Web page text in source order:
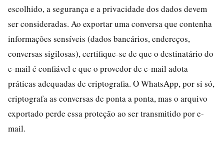
escolhido, a segurança e a privacidade dos dados devem
ser consideradas. Ao exportar uma conversa que contenha
informações sensíveis (dados bancários, endereços,
conversas sigilosas), certifique-se de que o destinatário do
e-mail é confiável e que o provedor de e-mail adota
práticas adequadas de criptografia. O WhatsApp, por si só,
criptografa as conversas de ponta a ponta, mas o arquivo
exportado perde essa proteção ao ser transmitido por e-
mail.